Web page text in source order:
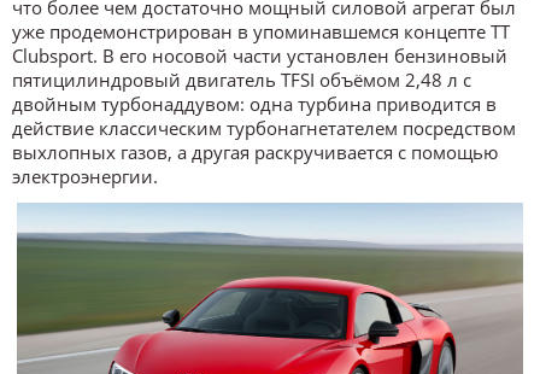
что более чем достаточно мощный силовой агрегат был
уже продемонстрирован в упоминавшемся концепте TT
Clubsport. В его носовой части установлен бензиновый
пятицилиндровый двигатель TFSI объёмом 2,48 л с
двойным турбонаддувом: одна турбина приводится в
действие классическим турбонагнетателем посредством
выхлопных газов, а другая раскручивается с помощью
электроэнергии.